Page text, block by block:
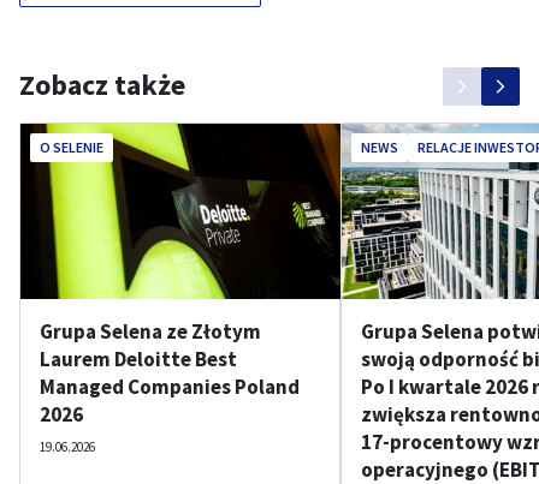
Zobacz także
O SELENIE
Grupa Selena ze Złotym
Laurem Deloitte Best
Managed Companies Poland
2026
19.06.2026
NEWS RELACJE
Grupa Selena
swoją odporność
Po I kwartale
zwiększa
17-procentowy
operacyjnego